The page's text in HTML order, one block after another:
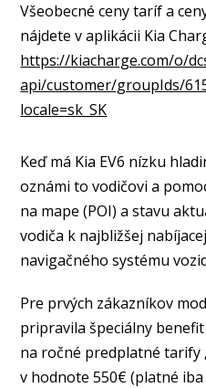
Všeobecné ceny taríf a
nájdete v aplikácii Kia
https://kiacharge.com/o/
api/customer/groupIds/
locale=sk_SK
Keď má Kia EV6 nízku
oznámi to vodičovi a
na mape (POI) a stavu
vodiča k najbližšej
navigačného systému
Pre prvých zákazníkov
pripravila špeciálny
na ročné predplatné tarify
v hodnote 550€ (platné iba